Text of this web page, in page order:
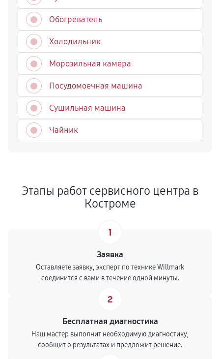
Обогреватель
Холодильник
Морозильная камера
Посудомоечная машина
Сушильная машина
Чайник
Этапы работ сервисного центра в
Костроме
1
Заявка
Оставляете заявку, эксперт по технике Willmark
соединится с вами в течение одной минуты.
2
Бесплатная диагностика
Наш мастер выполнит необходимую диагностику,
сообщит о результатах и предложит решение.